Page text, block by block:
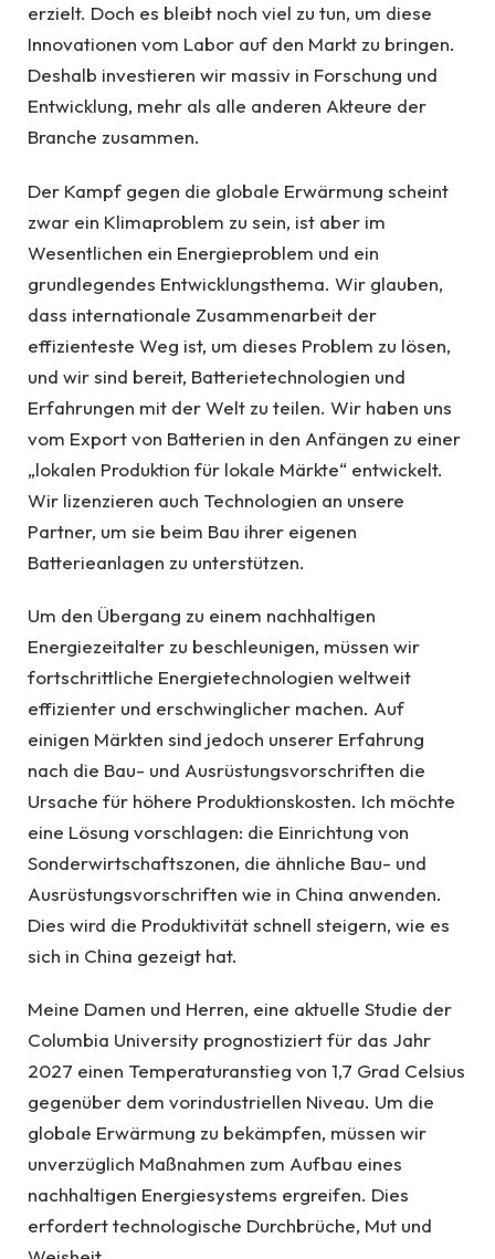
erzielt. Doch es bleibt noch viel zu tun, um diese
Innovationen vom Labor auf den Markt zu bringen.
Deshalb investieren wir massiv in Forschung und
Entwicklung, mehr als alle anderen Akteure der
Branche zusammen.
Der Kampf gegen die globale Erwärmung scheint
zwar ein Klimaproblem zu sein, ist aber im
Wesentlichen ein Energieproblem und ein
grundlegendes Entwicklungsthema. Wir glauben,
dass internationale Zusammenarbeit der
effizienteste Weg ist, um dieses Problem zu lösen,
und wir sind bereit, Batterietechnologien und
Erfahrungen mit der Welt zu teilen. Wir haben uns
vom Export von Batterien in den Anfängen zu einer
„lokalen Produktion für lokale Märkte“ entwickelt.
Wir lizenzieren auch Technologien an unsere
Partner, um sie beim Bau ihrer eigenen
Batterieanlagen zu unterstützen.
Um den Übergang zu einem nachhaltigen
Energiezeitalter zu beschleunigen, müssen wir
fortschrittliche Energietechnologien weltweit
effizienter und erschwinglicher machen. Auf
einigen Märkten sind jedoch unserer Erfahrung
nach die Bau- und Ausrüstungsvorschriften die
Ursache für höhere Produktionskosten. Ich möchte
eine Lösung vorschlagen: die Einrichtung von
Sonderwirtschaftszonen, die ähnliche Bau- und
Ausrüstungsvorschriften wie in China anwenden.
Dies wird die Produktivität schnell steigern, wie es
sich in China gezeigt hat.
Meine Damen und Herren, eine aktuelle Studie der
Columbia University prognostiziert für das Jahr
2027 einen Temperaturanstieg von 1,7 Grad Celsius
gegenüber dem vorindustriellen Niveau. Um die
globale Erwärmung zu bekämpfen, müssen wir
unverzüglich Maßnahmen zum Aufbau eines
nachhaltigen Energiesystems ergreifen. Dies
erfordert technologische Durchbrüche, Mut und